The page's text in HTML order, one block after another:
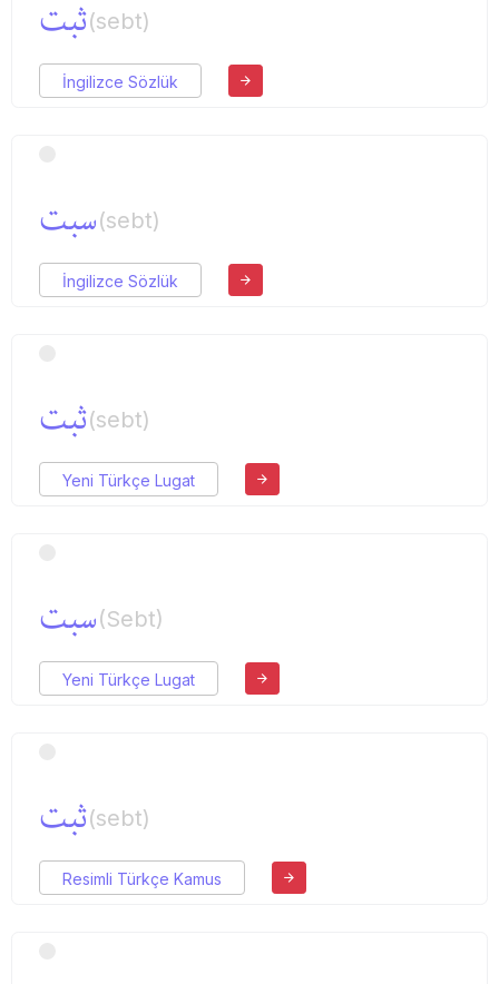
ثبت(sebt)
İngilizce Sözlük
سبت(sebt)
İngilizce Sözlük
ثبت(sebt)
Yeni Türkçe Lugat
سبت(Sebt)
Yeni Türkçe Lugat
ثبت(sebt)
Resimli Türkçe Kamus